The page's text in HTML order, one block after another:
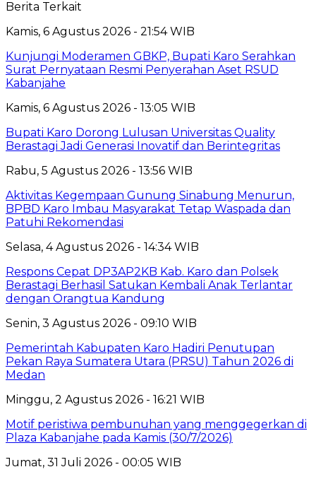
Berita Terkait
Kamis, 6 Agustus 2026 - 21:54 WIB
Kunjungi Moderamen GBKP, Bupati Karo Serahkan
Surat Pernyataan Resmi Penyerahan Aset RSUD
Kabanjahe
Kamis, 6 Agustus 2026 - 13:05 WIB
Bupati Karo Dorong Lulusan Universitas Quality
Berastagi Jadi Generasi Inovatif dan Berintegritas
Rabu, 5 Agustus 2026 - 13:56 WIB
Aktivitas Kegempaan Gunung Sinabung Menurun,
BPBD Karo Imbau Masyarakat Tetap Waspada dan
Patuhi Rekomendasi
Selasa, 4 Agustus 2026 - 14:34 WIB
Respons Cepat DP3AP2KB Kab. Karo dan Polsek
Berastagi Berhasil Satukan Kembali Anak Terlantar
dengan Orangtua Kandung
Senin, 3 Agustus 2026 - 09:10 WIB
Pemerintah Kabupaten Karo Hadiri Penutupan
Pekan Raya Sumatera Utara (PRSU) Tahun 2026 di
Medan
Minggu, 2 Agustus 2026 - 16:21 WIB
Motif peristiwa pembunuhan yang menggegerkan di
Plaza Kabanjahe pada Kamis (30/7/2026)
Jumat, 31 Juli 2026 - 00:05 WIB